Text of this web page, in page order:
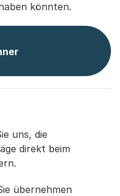
könnten.
uns, die
direkt beim
übernehmen